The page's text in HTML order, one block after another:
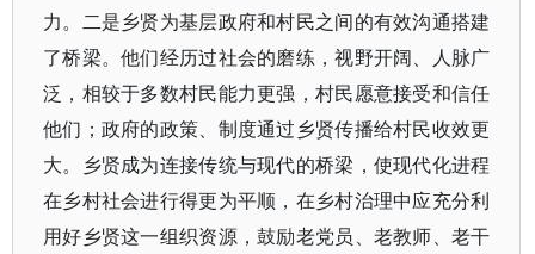
力。二是乡贤为基层政府和村民之间的有效沟通搭建
了桥梁。他们经历过社会的磨练，视野开阔、人脉广
泛，相较于多数村民能力更强，村民愿意接受和信任
他们；政府的政策、制度通过乡贤传播给村民收效更
大。乡贤成为连接传统与现代的桥梁，使现代化进程
在乡村社会进行得更为平顺，在乡村治理中应充分利
用好乡贤这一组织资源，鼓励老党员、老教师、老干